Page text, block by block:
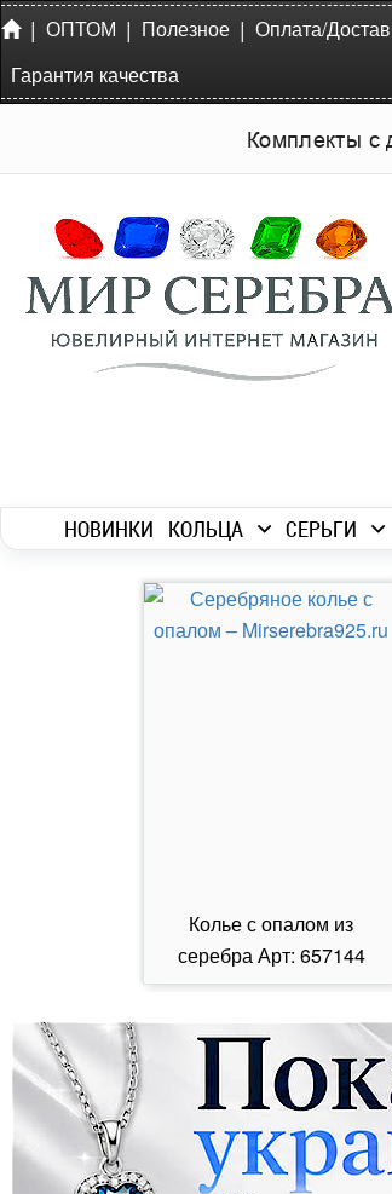
| ОПТОМ | Полезное | Оплата/
Гарантия качества
Комплекты с
НОВИНКИ КОЛЬЦА СЕРЬГИ
Колье с опалом из
серебра Арт: 657144